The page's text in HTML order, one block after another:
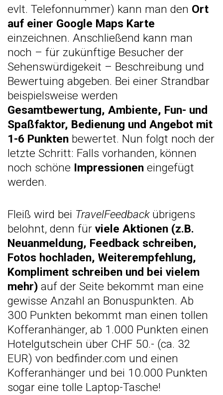
evlt. Telefonnummer) kann man den Ort
auf einer Google Maps Karte
einzeichnen. Anschließend kann man
noch – für zukünftige Besucher der
Sehenswürdigekeit – Beschreibung und
Bewertuing abgeben. Bei einer Strandbar
beispielsweise werden
Gesamtbewertung, Ambiente, Fun- und
Spaßfaktor, Bedienung und Angebot mit
1-6 Punkten bewertet. Nun folgt noch der
letzte Schritt: Falls vorhanden, können
noch schöne Impressionen eingefügt
werden.
Fleiß wird bei TravelFeedback übrigens
belohnt, denn für viele Aktionen (z.B.
Neuanmeldung, Feedback schreiben,
Fotos hochladen, Weiterempfehlung,
Kompliment schreiben und bei vielem
mehr) auf der Seite bekommt man eine
gewisse Anzahl an Bonuspunkten. Ab
300 Punkten bekommt man einen tollen
Kofferanhänger, ab 1.000 Punkten einen
Hotelgutschein über CHF 50.- (ca. 32
EUR) von bedfinder.com und einen
Kofferanhänger und bei 10.000 Punkten
sogar eine tolle Laptop-Tasche!